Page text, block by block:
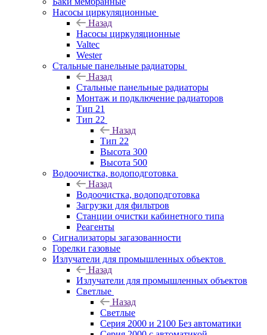
Насосы циркуляционные
Назад
Насосы циркуляционные
Valtec
Wester
Стальные панельные радиаторы
Назад
Стальные панельные радиаторы
Монтаж и подключение радиаторов
Тип 21
Тип 22
Назад
Тип 22
Высота 300
Высота 500
Водоочистка, водоподготовка
Назад
Водоочистка, водоподготовка
Загрузки для фильтров
Станции очистки кабинетного типа
Реагенты
Сигнализаторы загазованности
Горелки газовые
Излучатели для промышленных объектов
Назад
Излучатели для промышленных объектов
Светлые
Назад
Светлые
Серия 2000 и 2100 Без автоматики